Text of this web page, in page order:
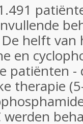
helft van
en
patiënten
therapie